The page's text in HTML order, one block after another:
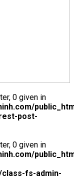
0 given in
post-
0 given in
fs-admin-